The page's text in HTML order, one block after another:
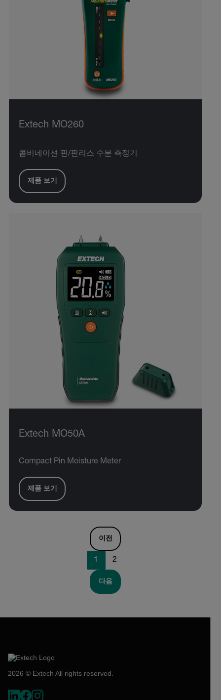
Extech MO260
콤비네이션 핀/핀리스 수분 측정기
제품 보기
Extech MO50A
Compact Pin Moisture Meter
제품 보기
이전
1 2
다음
2026 © Extech All rights reserved.